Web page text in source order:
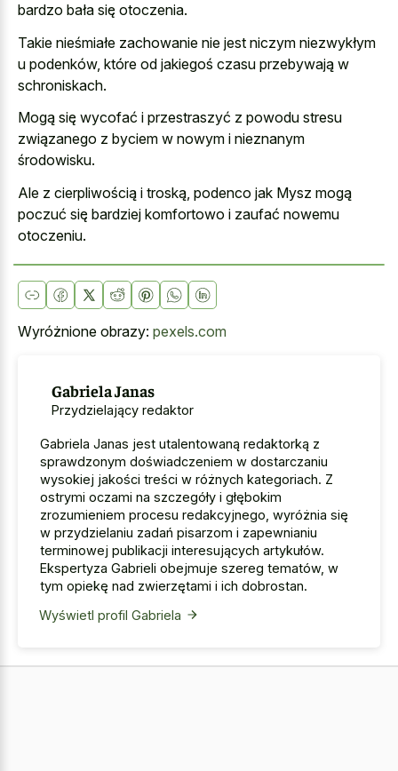
bardzo bała się otoczenia.
Takie nieśmiałe zachowanie nie jest niczym niezwykłym
u podenków, które od jakiegoś czasu przebywają w
schroniskach.
Mogą się wycofać i przestraszyć z powodu stresu
związanego z byciem w nowym i nieznanym
środowisku.
Ale z cierpliwością i troską, podenco jak Mysz mogą
poczuć się bardziej komfortowo i zaufać nowemu
otoczeniu.
Wyróżnione obrazy: pexels.com
Gabriela Janas
Przydzielający redaktor
Gabriela Janas jest utalentowaną redaktorką z
sprawdzonym doświadczeniem w dostarczaniu
wysokiej jakości treści w różnych kategoriach. Z
ostrymi oczami na szczegóły i głębokim
zrozumieniem procesu redakcyjnego, wyróżnia się
w przydzielaniu zadań pisarzom i zapewnianiu
terminowej publikacji interesujących artykułów.
Ekspertyza Gabrieli obejmuje szereg tematów, w
tym opiekę nad zwierzętami i ich dobrostan.
Wyświetl profil Gabriela